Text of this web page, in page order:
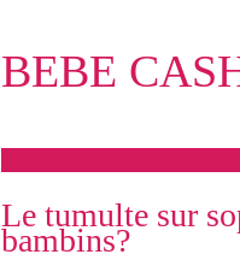
BEBE
Le tumulte sur
bambins?